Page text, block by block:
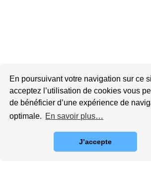
En poursuivant votre navigation sur ce
acceptez l’utilisation de cookies vous
de bénéficier d’une expérience de
optimale. En savoir plus…
J’accepte